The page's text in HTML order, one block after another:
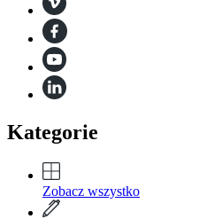
Kategorie
Zobacz wszystko